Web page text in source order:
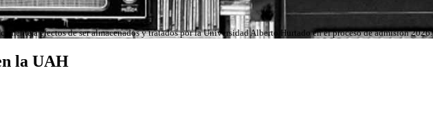
a efectos de ser almacenados y tratados por la Universidad Alberto Hurtado en el proceso de admisión 2026.
la UAH